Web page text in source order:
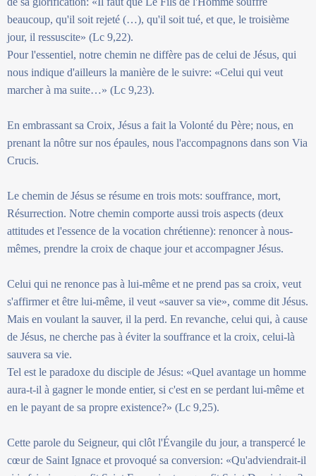
beaucoup, qu'il soit rejeté (…), qu'il soit tué, et que, le troisième
jour, il ressuscite» (Lc 9,22).
Pour l'essentiel, notre chemin ne diffère pas de celui de Jésus, qui
nous indique d'ailleurs la manière de le suivre: «Celui qui veut
marcher à ma suite…» (Lc 9,23).
En embrassant sa Croix, Jésus a fait la Volonté du Père; nous, en
prenant la nôtre sur nos épaules, nous l'accompagnons dans son Via
Crucis.
Le chemin de Jésus se résume en trois mots: souffrance, mort,
Résurrection. Notre chemin comporte aussi trois aspects (deux
attitudes et l'essence de la vocation chrétienne): renoncer à nous-
mêmes, prendre la croix de chaque jour et accompagner Jésus.
Celui qui ne renonce pas à lui-même et ne prend pas sa croix, veut
s'affirmer et être lui-même, il veut «sauver sa vie», comme dit Jésus.
Mais en voulant la sauver, il la perd. En revanche, celui qui, à cause
de Jésus, ne cherche pas à éviter la souffrance et la croix, celui-là
sauvera sa vie.
Tel est le paradoxe du disciple de Jésus: «Quel avantage un homme
aura-t-il à gagner le monde entier, si c'est en se perdant lui-même et
en le payant de sa propre existence?» (Lc 9,25).
Cette parole du Seigneur, qui clôt l'Évangile du jour, a transpercé le
cœur de Saint Ignace et provoqué sa conversion: «Qu'adviendrait-il